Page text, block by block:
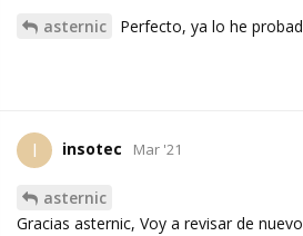
asternic Perfecto, ya lo he
I insotec Mar '21
asternic
Gracias asternic, Voy a revisar de